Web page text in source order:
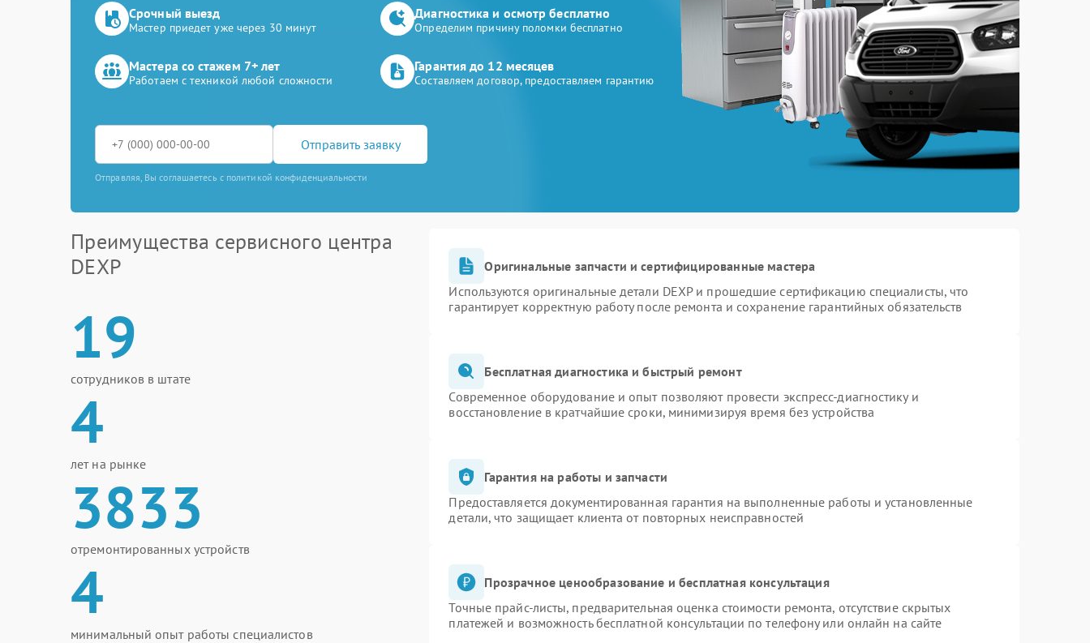
Срочный выезд
Мастер приедет уже через 30 минут
Диагностика и осмотр бесплатно
Определим причину поломки бесплатно
Мастера со стажем 7+ лет
Работаем с техникой любой сложности
Гарантия до 12 месяцев
Составляем договор, предоставляем гарантию
Отправить заявку
Отправляя, Вы соглашаетесь с политикой конфиденциальности
Преимущества сервисного центра
DEXP
19
сотрудников в штате
4
лет на рынке
3833
отремонтированных устройств
4
минимальный опыт работы специалистов
Оригинальные запчасти и сертифицированные мастера
Используются оригинальные детали DEXP и прошедшие сертификацию специалисты, что
гарантирует корректную работу после ремонта и сохранение гарантийных обязательств
Бесплатная диагностика и быстрый ремонт
Современное оборудование и опыт позволяют провести экспресс-диагностику и
восстановление в кратчайшие сроки, минимизируя время без устройства
Гарантия на работы и запчасти
Предоставляется документированная гарантия на выполненные работы и установленные
детали, что защищает клиента от повторных неисправностей
Прозрачное ценообразование и бесплатная консультация
Точные прайс-листы, предварительная оценка стоимости ремонта, отсутствие скрытых
платежей и возможность бесплатной консультации по телефону или онлайн на сайте